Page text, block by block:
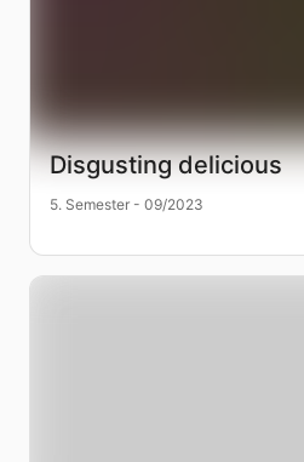
Disgusting delicious
5. Semester - 09/2023